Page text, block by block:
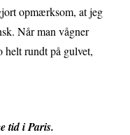
opmærksom, at jeg
Når man vågner
helt rundt på gulvet,
tid i Paris.